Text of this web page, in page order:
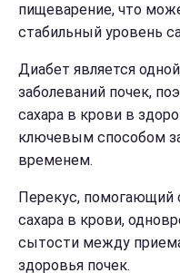
пищеварение, что
стабильный уровень
Диабет является
заболеваний почек,
сахара в крови в
ключевым способом
временем.
Перекус, помогающий
сахара в крови,
сытости между
здоровья почек.